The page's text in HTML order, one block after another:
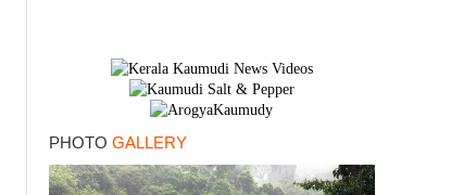
PHOTO GALLERY